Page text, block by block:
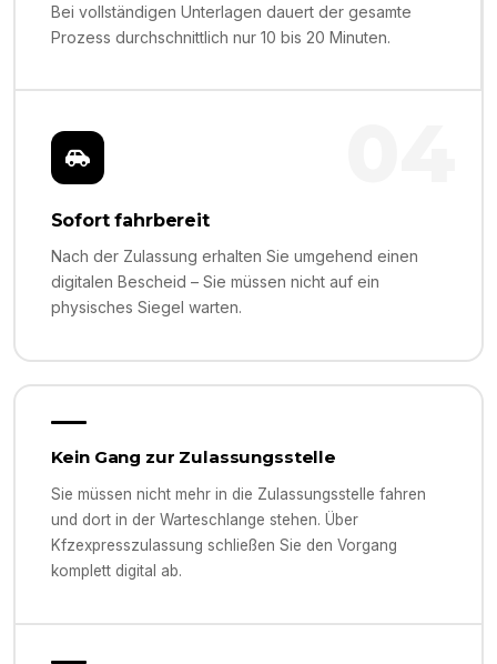
Bei vollständigen Unterlagen dauert der gesamte
Prozess durchschnittlich nur 10 bis 20 Minuten.
Sofort fahrbereit
Nach der Zulassung erhalten Sie umgehend einen
digitalen Bescheid – Sie müssen nicht auf ein
physisches Siegel warten.
Kein Gang zur Zulassungsstelle
Sie müssen nicht mehr in die Zulassungsstelle fahren
und dort in der Warteschlange stehen. Über
Kfzexpresszulassung schließen Sie den Vorgang
komplett digital ab.